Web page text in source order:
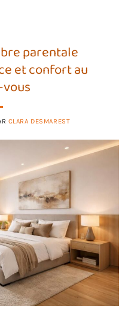
parentale
et confort au
CLARA DESMAREST